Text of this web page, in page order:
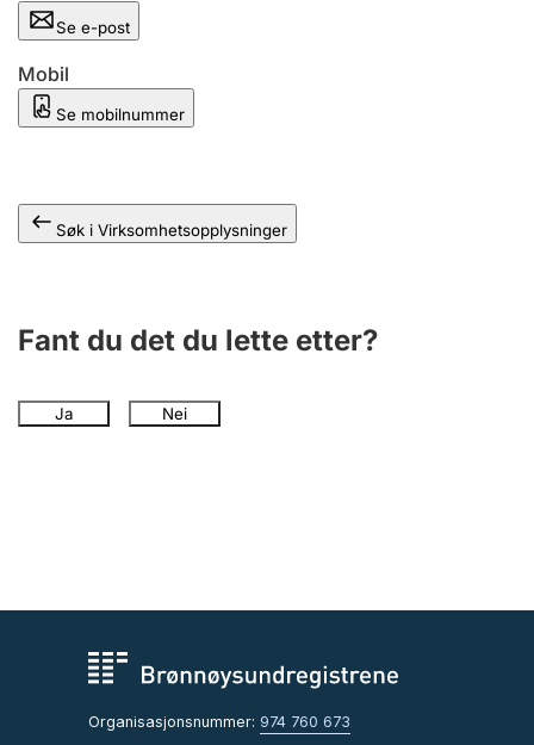
Andre tema
Se e-post
Mobil
Se mobilnummer
Søk i Virksomhetsopplysninger
Fant du det du lette etter?
Ja Nei
Organisasjonsnummer: 974 760 673